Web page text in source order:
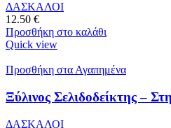
ΔΑΣΚΑΛΟΙ
12.50 €
Προσθήκη στο καλάθι
Quick view
Προσθήκη στα Αγαπημένα
Ξύλινος Σελιδοδείκτης –
ΔΑΣΚΑΛΟΙ